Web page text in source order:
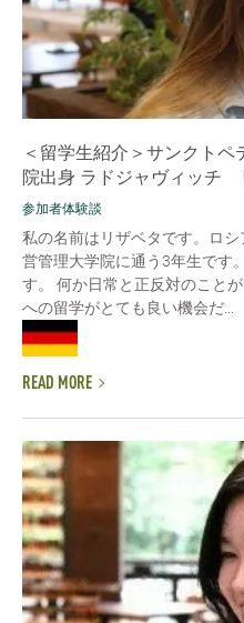
＜留学生紹介＞サンクト
院出身 ラドジャヴィッチ
参加者体験談
私の名前はリザベタです。ロ
営管理大学院に通う3年生です
す。 何か日常と正反対のこと
への留学がとても良い機会だ...
READ MORE